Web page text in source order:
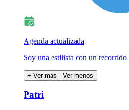
Agenda actualizada
Soy una estilista con un recorrido
+ Ver más - Ver menos
Patri